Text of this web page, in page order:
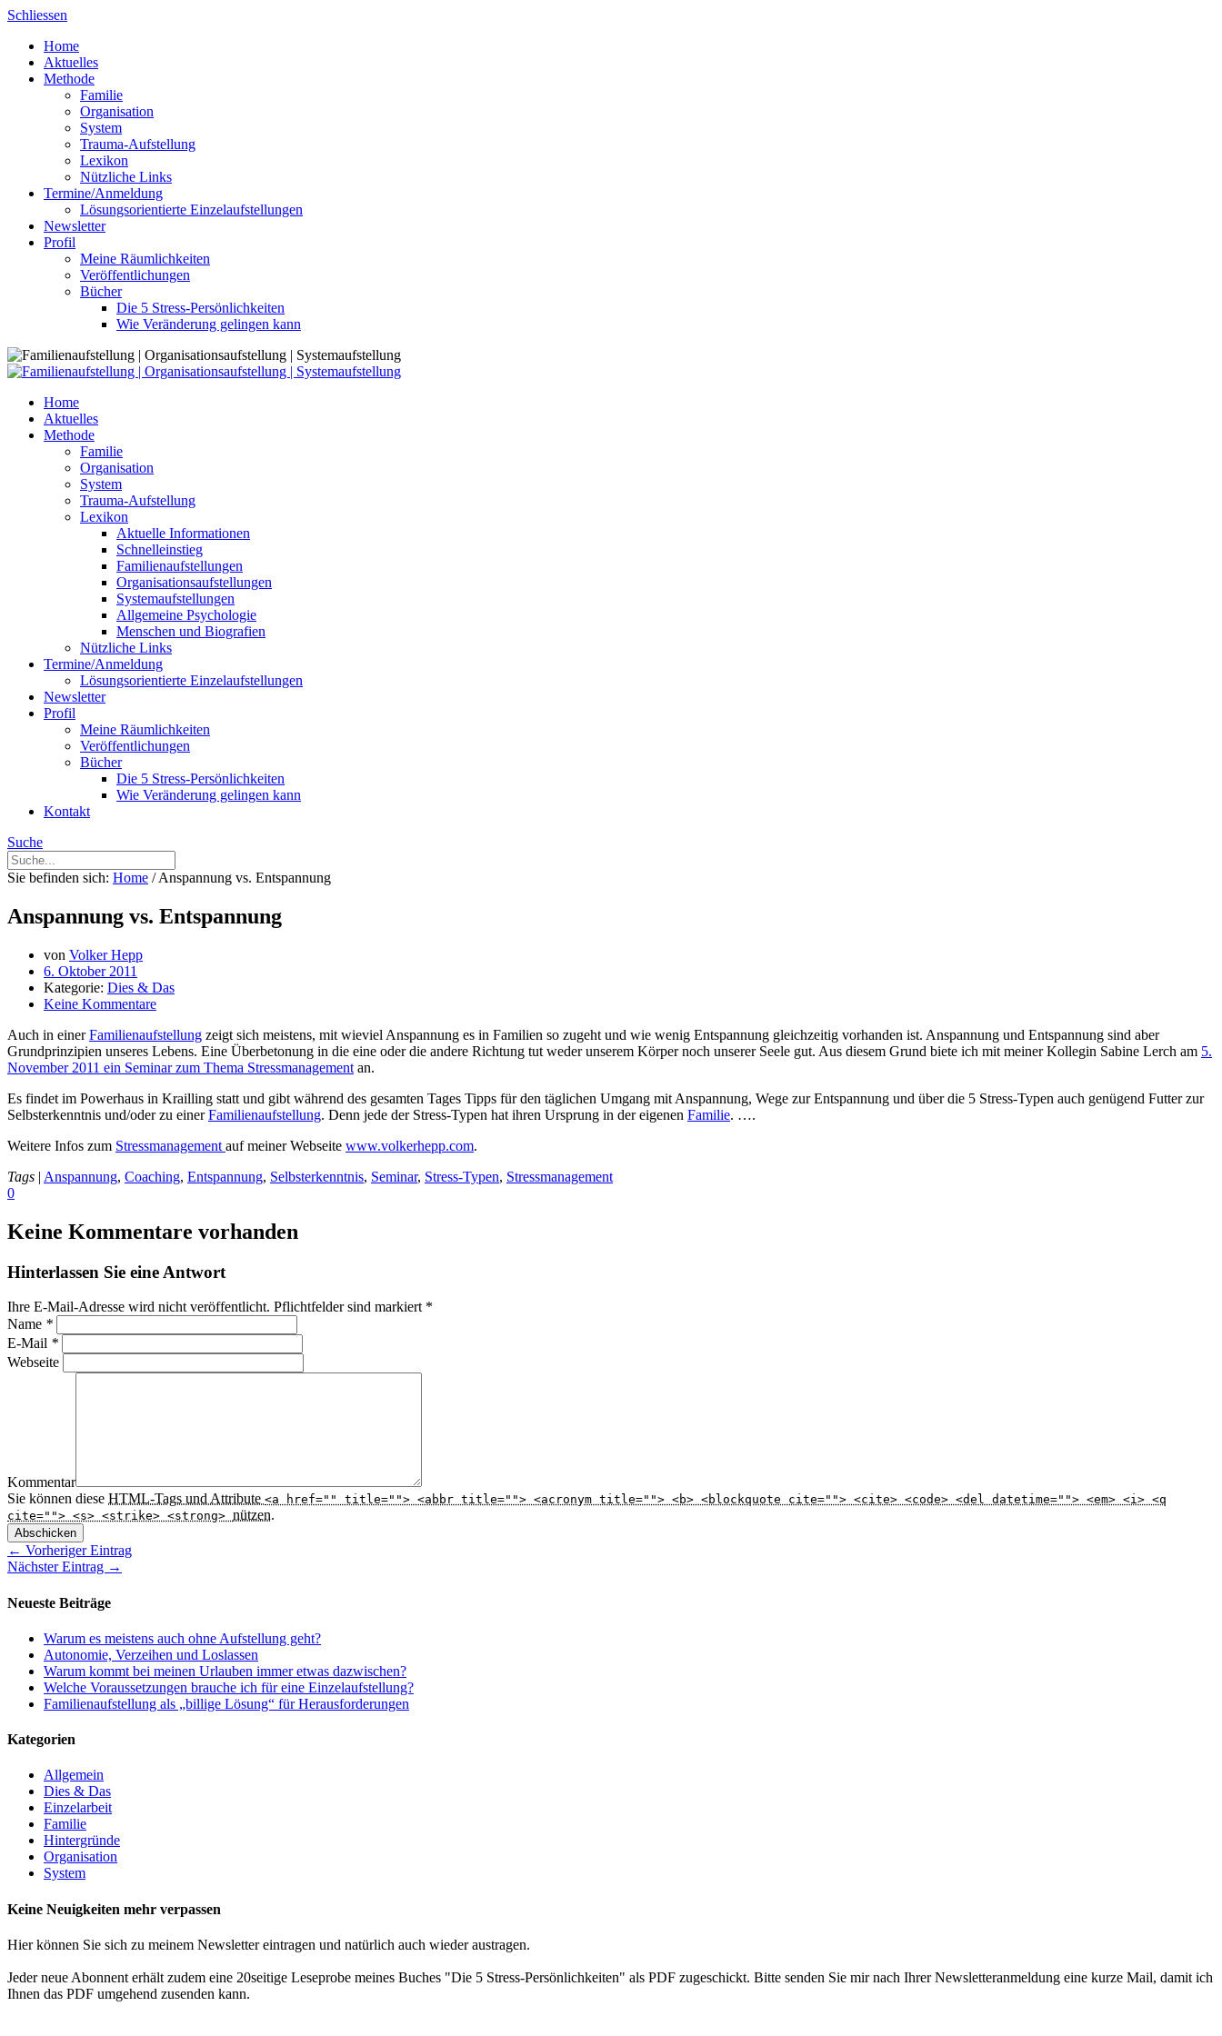
Skip
content
Schliessen
Home
Aktuelles
Methode
Familie
Organisation
System
Trauma-Aufstellung
Lexikon
Nützliche Links
Termine/Anmeldung
Lösungsorientierte Einzelaufstellungen
Newsletter
Profil
Meine Räumlichkeiten
Veröffentlichungen
Bücher
Die 5 Stress-Persönlichkeiten
Wie Veränderung gelingen kann
Home
Aktuelles
Methode
Familie
Organisation
System
Trauma-Aufstellung
Lexikon
Aktuelle Informationen
Schnelleinstieg
Familienaufstellungen
Organisationsaufstellungen
Systemaufstellungen
Allgemeine Psychologie
Menschen und Biografien
Nützliche Links
Termine/Anmeldung
Lösungsorientierte Einzelaufstellungen
Newsletter
Profil
Meine Räumlichkeiten
Veröffentlichungen
Bücher
Die 5 Stress-Persönlichkeiten
Wie Veränderung gelingen kann
Kontakt
Suche
Sie befinden sich: Home / Anspannung vs. Entspannung
Anspannung vs. Entspannung
von Volker Hepp
6. Oktober 2011
Kategorie: Dies & Das
Keine Kommentare
Auch in einerFamilienaufstellung zeigt sich meistens, mit wieviel Anspannung es in Familien so zugeht und wie wenig Entspannung gleichzeitig vorhanden ist. Anspannung und Entspannung sind aber
Grundprinzipien unseres Lebens. Eine Überbetonung in die eine oder die andere Richtung tut weder unserem Körper noch unserer Seele gut. Aus diesem Grund biete ich mit meiner Kollegin Sabine Lerch am 5.
November 2011 ein Seminar zum Thema Stressmanagement an.
Es findet im Powerhaus in Krailling statt und gibt während des gesamten Tages Tipps für den täglichen Umgang mit Anspannung, Wege zur Entspannung und über die 5 Stress-Typen auch genügend Futter zur
Selbsterkenntnis und/oder zu einerFamilienaufstellung. Denn jede der Stress-Typen hat ihren Ursprung in der eigenen Familie. ….
Weitere Infos zum Stressmanagement auf meiner Webseite www.volkerhepp.com.
Tags | Anspannung, Coaching, Entspannung, Selbsterkenntnis, Seminar, Stress-Typen, Stressmanagement
0
Keine Kommentare vorhanden
Hinterlassen Sie eine Antwort
Ihre E-Mail-Adresse wird nicht veröffentlicht. Pflichtfelder sind markiert *
Name *
E-Mail *
Webseite
Kommentar
Sie können diese HTML-Tags und Attribute <a href="" title=""> <abbr title=""> <acronym title=""> <b> <blockquote cite=""> <cite> <code> <del datetime=""> <em> <i> <q
cite=""> <s> <strike> <strong> nützen.
Abschicken
← Vorheriger Eintrag
Nächster Eintrag →
Neueste Beiträge
Warum es meistens auch ohne Aufstellung geht?
Autonomie, Verzeihen und Loslassen
Warum kommt bei meinen Urlauben immer etwas dazwischen?
Welche Voraussetzungen brauche ich für eine Einzelaufstellung?
Familienaufstellung als „billige Lösung“ für Herausforderungen
Kategorien
Allgemein
Dies & Das
Einzelarbeit
Familie
Hintergründe
Organisation
System
Keine Neuigkeiten mehr verpassen
Hier können Sie sich zu meinem Newsletter eintragen und natürlich auch wieder austragen.
Jeder neue Abonnent erhält zudem eine 20seitige Leseprobe meines Buches "Die 5 Stress-Persönlichkeiten" als PDF zugeschickt. Bitte senden Sie mir nach Ihrer Newsletteranmeldung eine kurze Mail, damit ich
Ihnen das PDF umgehend zusenden kann.